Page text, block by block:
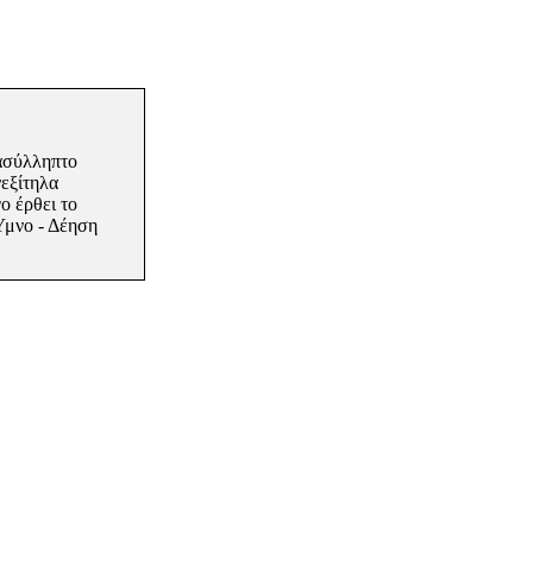
έρθει το
- Δέηση